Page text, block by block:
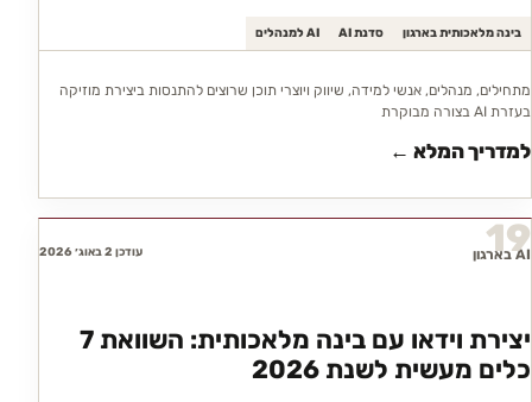
בינה מלאכותית בארגון סדנת AI AI למנהלים
מתחילים, מנהלים, אנשי למידה, שיווק ויוצרי תוכן שרוצים להתנסות ביצירת מוזיקה
בעזרת AI בצורה מבוקרת
למדריך המלא ←
AI בארגון עודכן 2 באוג׳ 2026
יצירת וידאו עם בינה מלאכותית: השוואת 7
כלים מעשית לשנת 2026
19